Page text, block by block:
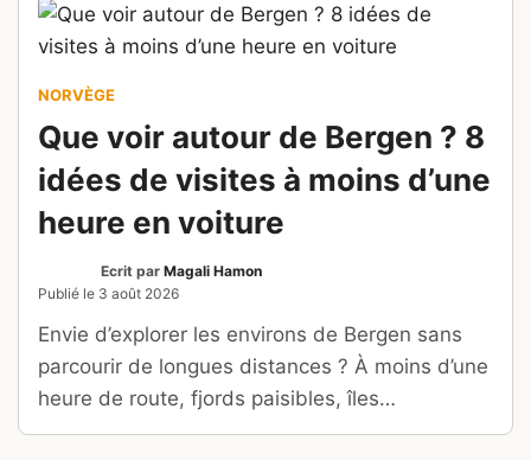
NORVÈGE
Que voir autour de Bergen ? 8
idées de visites à moins d’une
heure en voiture
Ecrit par Magali Hamon
Publié le 3 août 2026
Envie d’explorer les environs de Bergen sans
parcourir de longues distances ? À moins d’une
heure de route, fjords paisibles, îles
préservées, villages de caractère, sites